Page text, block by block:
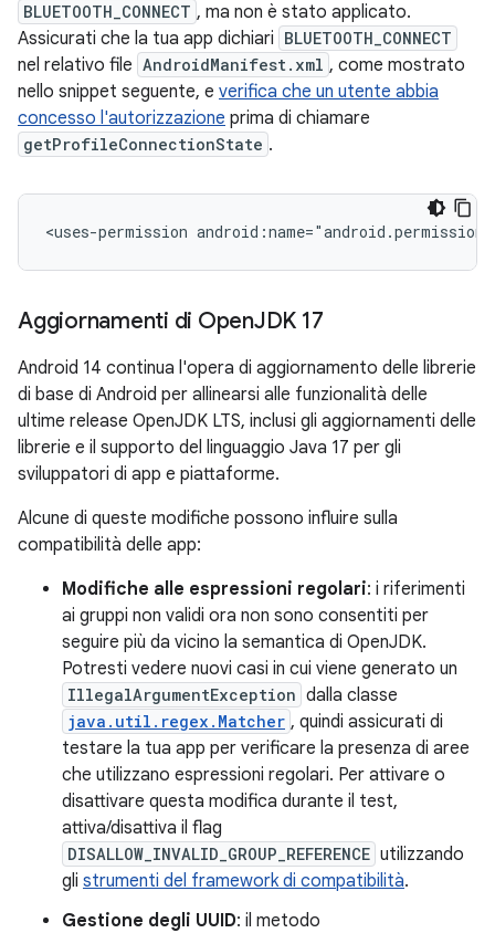
BLUETOOTH_CONNECT , ma non è stato applicato.
Assicurati che la tua app dichiari BLUETOOTH_CONNECT
nel relativo file AndroidManifest.xml , come mostrato
nello snippet seguente, e verifica che un utente abbia
concesso l'autorizzazione prima di chiamare
getProfileConnectionState .
<uses-permission
Aggiornamenti di OpenJDK 17
Android 14 continua l'opera di aggiornamento delle librerie
di base di Android per allinearsi alle funzionalità delle
ultime release OpenJDK LTS, inclusi gli aggiornamenti delle
librerie e il supporto del linguaggio Java 17 per gli
sviluppatori di app e piattaforme.
Alcune di queste modifiche possono influire sulla
compatibilità delle app:
Modifiche alle espressioni regolari: i riferimenti
ai gruppi non validi ora non sono consentiti per
seguire più da vicino la semantica di OpenJDK.
Potresti vedere nuovi casi in cui viene generato un
IllegalArgumentException dalla classe
java.util.regex.Matcher , quindi assicurati di
testare la tua app per verificare la presenza di aree
che utilizzano espressioni regolari. Per attivare o
disattivare questa modifica durante il test,
attiva/disattiva il flag
DISALLOW_INVALID_GROUP_REFERENCE utilizzando
gli strumenti del framework di compatibilità.
Gestione degli UUID: il metodo